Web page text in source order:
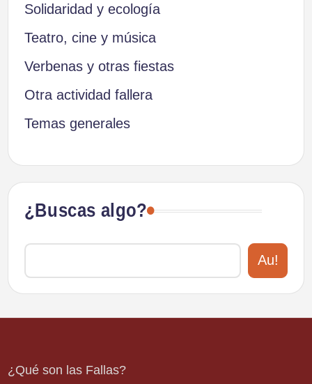
Solidaridad y ecología
Teatro, cine y música
Verbenas y otras fiestas
Otra actividad fallera
Temas generales
¿Buscas algo?
Au!
¿Qué son las Fallas?